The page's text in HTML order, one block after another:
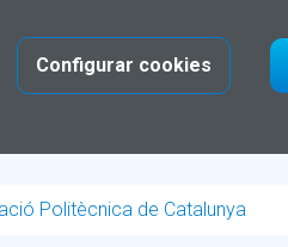
Configurar cookies
Politècnica de Catalunya
Politècnica de Catalunya